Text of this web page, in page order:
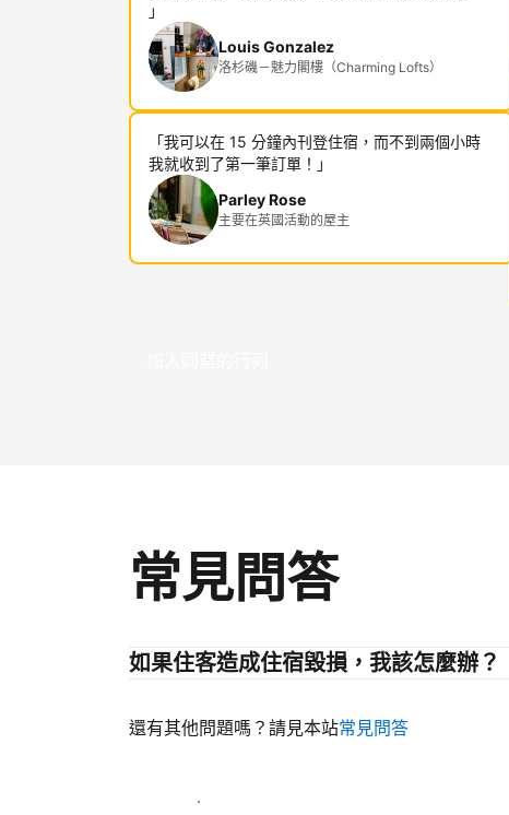
」
Louis Gonzalez
洛杉磯－魅力閣樓（Charming Lofts）
「我可以在 15 分鐘內刊登住宿，而不到兩個小時
我就收到了第一筆訂單！」
Parley Rose
主要在英國活動的屋主
加入同業的行列
常見問答
如果住客造成住宿毀損，我該怎麼辦？
還有其他問題嗎？請見本站常見問答
開始迎接住客